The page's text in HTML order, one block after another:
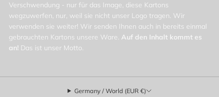
Verschwendung - nur für das Image, diese Kartons
wegzuwerfen, nur, weil sie nicht unser Logo tragen. Wir
verwenden sie weiter! Wir senden Ihnen auch in bereits einmal
gebrauchten Kartons unsere Ware. Auf den Inhalt kommt es
an! Das ist unser Motto.
Germany / World (EUR €)